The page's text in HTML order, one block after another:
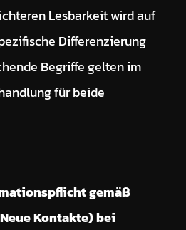
Lesbarkeit wird auf
Differenzierung
Begriffe gelten im
für beide
gemäß
Kontakte) bei